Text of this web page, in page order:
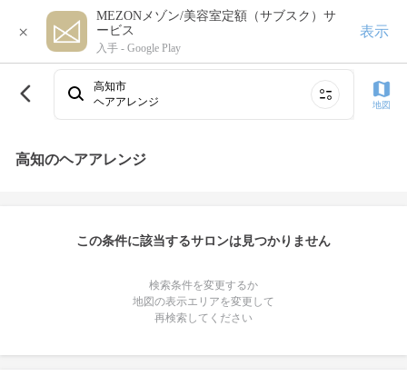
×
MEZONメゾン/美容室定額（サブスク）サ
ービス
入手 - Google Play
表示
高知市
ヘアアレンジ
地図
高知のヘアアレンジ
この条件に該当するサロンは見つかりません
検索条件を変更するか
地図の表示エリアを変更して
再検索してください